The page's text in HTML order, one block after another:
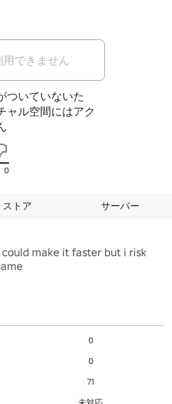
用できません
ついていないた
ャル空間にはアク
0
ストア サーバー
make it faster but i risk
0
0
71
未対応